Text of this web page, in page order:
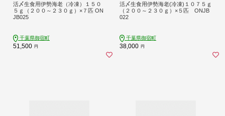
活〆生食用伊勢海老（冷凍）１５０
５ｇ（２００～２３０ｇ）×７匹 ON
JB025
千葉県御宿町
51,500 円
活〆生食用伊勢海老(冷凍)１０７５ｇ
（２００～２３０ｇ）×５匹 ONJB
022
千葉県御宿町
38,000 円